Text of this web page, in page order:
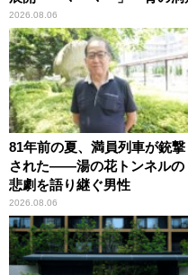
2026.08.06
81年前の夏、満員列車が銃撃
された――湯の花トンネルの
悲劇を語り継ぐ男性
2026.08.06